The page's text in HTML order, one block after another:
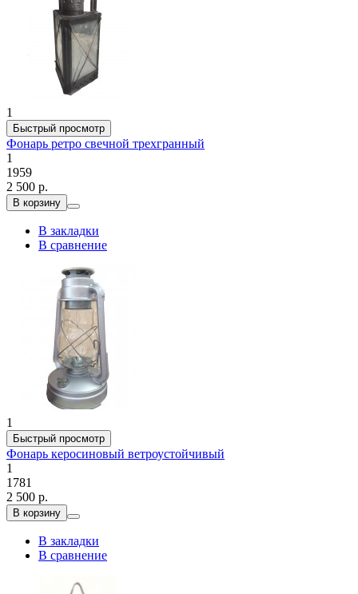
1
Быстрый просмотр
Фонарь ретро свечной трехгранный
1
1959
2 500 р.
В корзину
В закладки
В сравнение
1
Быстрый просмотр
Фонарь керосиновый ветроустойчивый
1
1781
2 500 р.
В корзину
В закладки
В сравнение